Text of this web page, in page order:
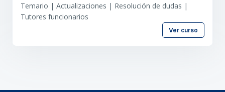
Temario | Actualizaciones | Resolución de dudas |
Tutores funcionarios
Ver curso